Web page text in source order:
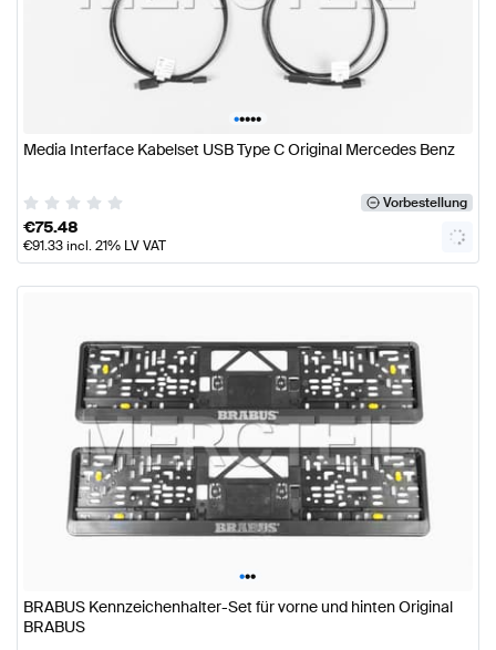
•••••
Media Interface Kabelset USB Type C Original Mercedes Benz
Vorbestellung
€75.48
€91.33incl. 21% LV VAT
•••
BRABUS Kennzeichenhalter-Set für vorne und hinten Original
BRABUS